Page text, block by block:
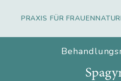
PRAXIS FÜR